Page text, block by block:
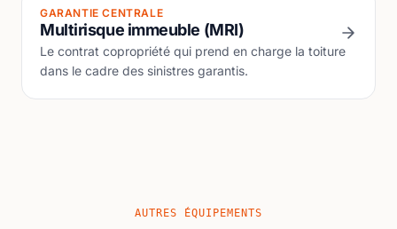
GARANTIE CENTRALE
Multirisque immeuble (MRI)
Le contrat copropriété qui prend en charge la toiture
dans le cadre des sinistres garantis.
AUTRES ÉQUIPEMENTS